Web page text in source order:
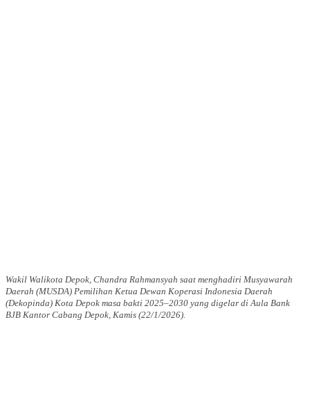
Wakil Walikota Depok, Chandra Rahmansyah saat menghadiri Musyawarah
Daerah (MUSDA) Pemilihan Ketua Dewan Koperasi Indonesia Daerah
(Dekopinda) Kota Depok masa bakti 2025–2030 yang digelar di Aula Bank
BJB Kantor Cabang Depok, Kamis (22/1/2026).